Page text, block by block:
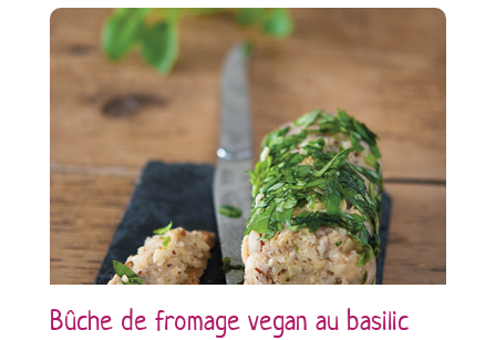
Bûche de fromage vegan au basilic